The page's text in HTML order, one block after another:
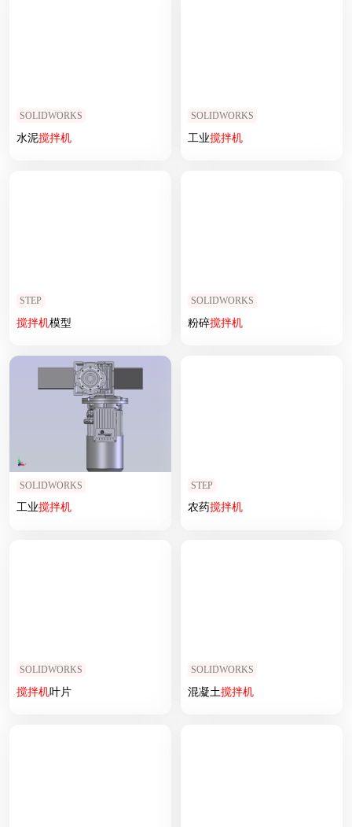
SOLIDWORKS
水泥搅拌机
SOLIDWORKS
工业搅拌机
STEP
搅拌机模型
SOLIDWORKS
粉碎搅拌机
SOLIDWORKS
工业搅拌机
STEP
农药搅拌机
SOLIDWORKS
搅拌机叶片
SOLIDWORKS
混凝土搅拌机